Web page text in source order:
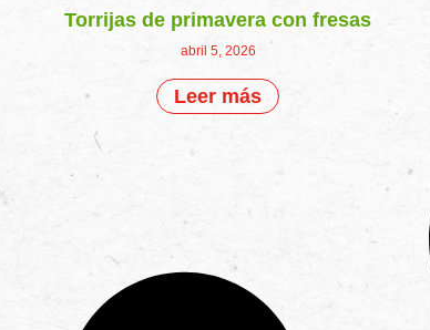
Torrijas de primavera con fresas
abril 5, 2026
Leer más